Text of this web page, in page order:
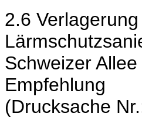
2.6
Schweizer
Empfehlung
(Drucksache